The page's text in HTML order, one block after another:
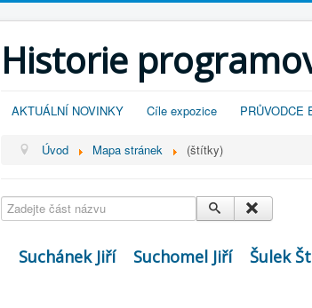
Historie
AKTUÁLNÍ NOVINKY Cíle expozice PRŮVODCE
Úvod Mapa stránek (štítky)
Zadejte část názvu
Suchánek Jiří Suchomel Jiří Šulek